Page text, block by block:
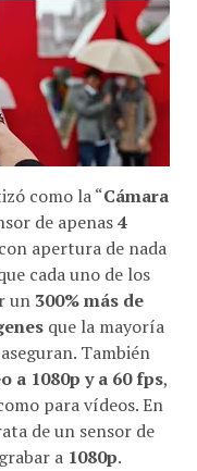
como la “Cámara
de apenas4
apertura de nada
cada uno de los
un 300% más de
que la mayoría
También
a 1080p y a 60 fps,
para vídeos. En
de un sensor de
a 1080p.